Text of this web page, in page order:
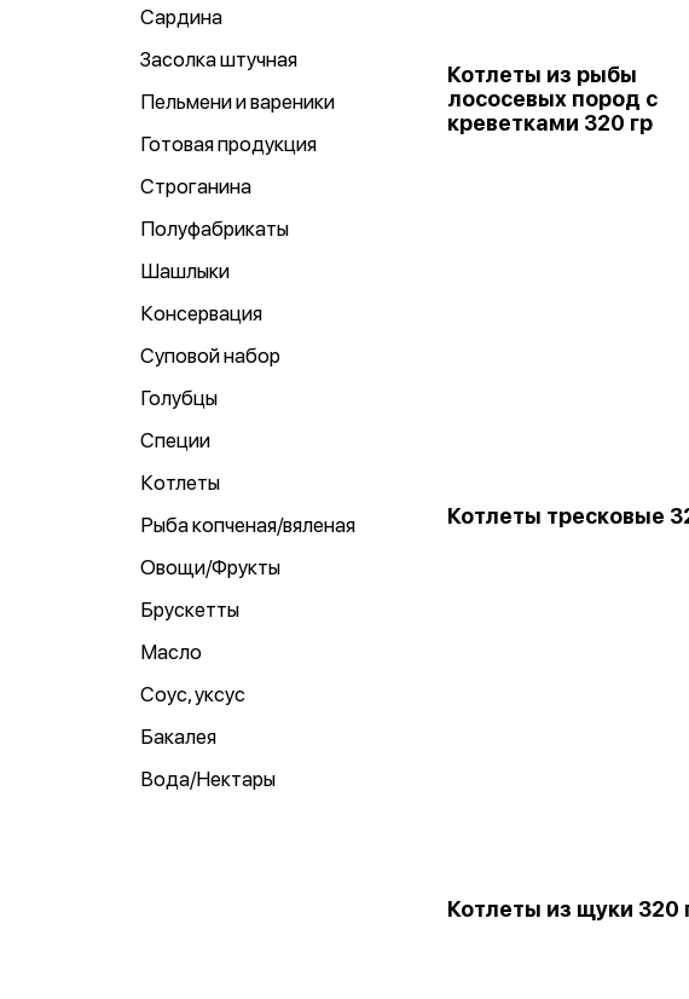
Сардина
Засолка штучная
Пельмени и вареники
Готовая продукция
Строганина
Полуфабрикаты
Шашлыки
Консервация
Суповой набор
Голубцы
Специи
Котлеты
Рыба копченая/вяленая
Овощи/Фрукты
Брускетты
Масло
Соус, уксус
Бакалея
Вода/Нектары
Котлеты из рыбы
лососевых пород с
креветками 320 гр
Котлеты тресковые
Котлеты из щуки 320